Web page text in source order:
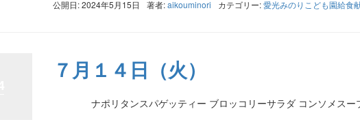
公開日: 2024年5月15日 著者:aikouminori カテゴリー:愛光みのりこども園給食
７月１４日（火）
ナポリタンスパゲッティー ブロッコリーサラダ コンソメスー